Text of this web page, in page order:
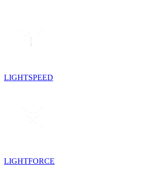
LIGHTSPEED
LIGHTFORCE